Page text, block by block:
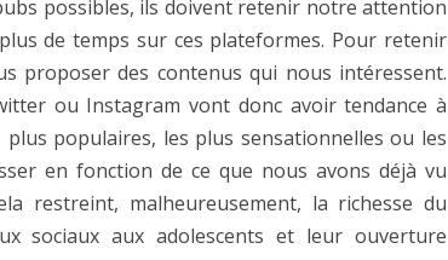
possibles, ils doivent retenir notre attention
de temps sur ces plateformes. Pour retenir
proposer des contenus qui nous intéressent.
ou Instagram vont donc avoir tendance à
populaires, les plus sensationnelles ou les
en fonction de ce que nous avons déjà vu
restreint, malheureusement, la richesse du
sociaux aux adolescents et leur ouverture